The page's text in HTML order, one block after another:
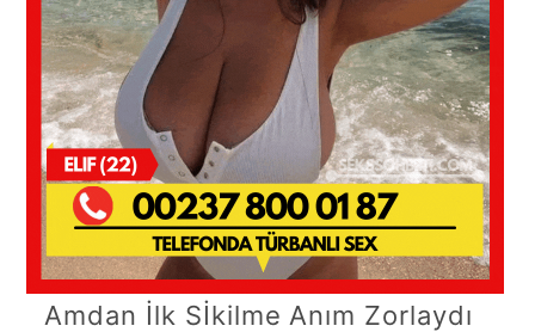
Amdan İlk Sİkilme Anım Zorlaydı